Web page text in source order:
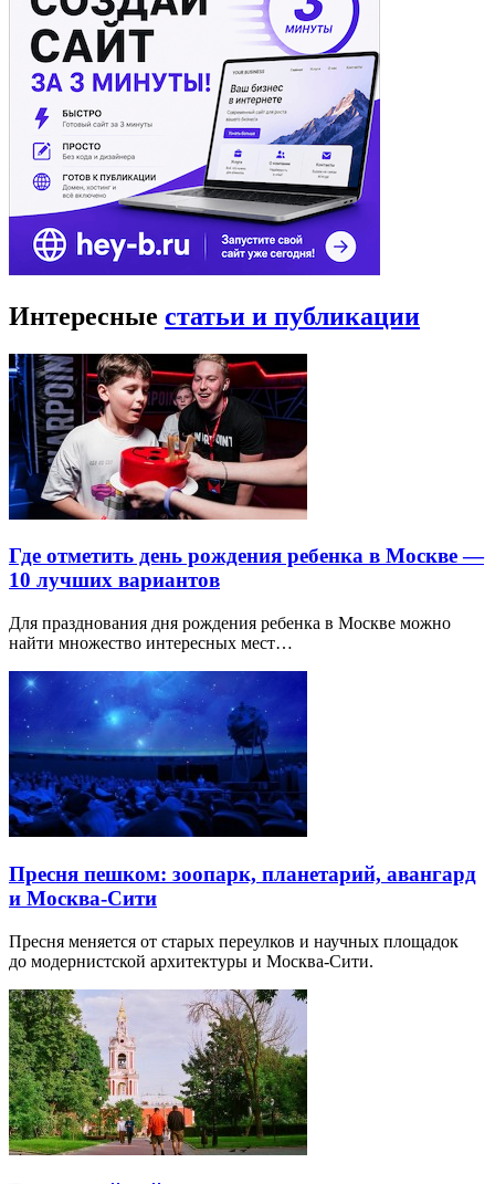
Интересные статьи и публикации
Где отметить день рождения ребенка в Москве —
10 лучших вариантов
Для празднования дня рождения ребенка в Москве можно
найти множество интересных мест…
Пресня пешком: зоопарк, планетарий, авангард
и Москва-Сити
Пресня меняется от старых переулков и научных площадок
до модернистской архитектуры и Москва-Сити.